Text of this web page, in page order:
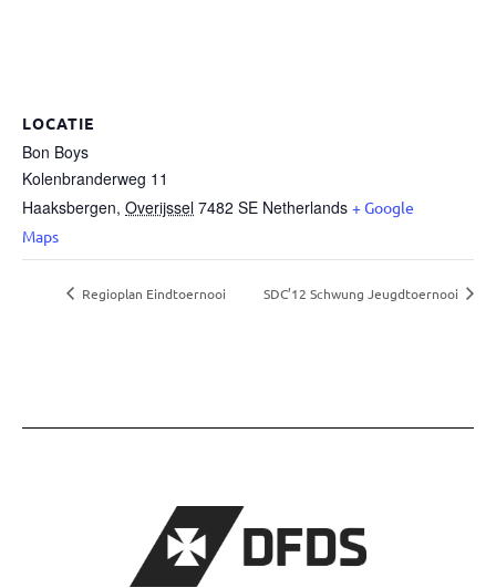
LOCATIE
Bon Boys
Kolenbranderweg 11
Haaksbergen, Overijssel 7482 SE Netherlands + Google
Maps
Regioplan Eindtoernooi SDC’12 Schwung Jeugdtoernooi